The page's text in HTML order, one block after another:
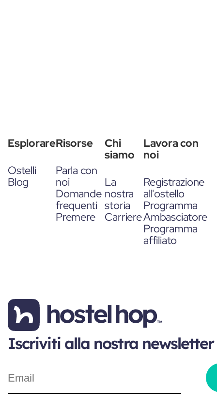
Esplorare
Ostelli
Blog
Risorse
Parla con
noi
Domande
frequenti
Premere
Chi
siamo
La
nostra
storia
Carriere
Lavora con
noi
Registrazione
all'ostello
Programma
Ambasciatore
Programma
affiliato
Iscriviti alla nostra newsletter